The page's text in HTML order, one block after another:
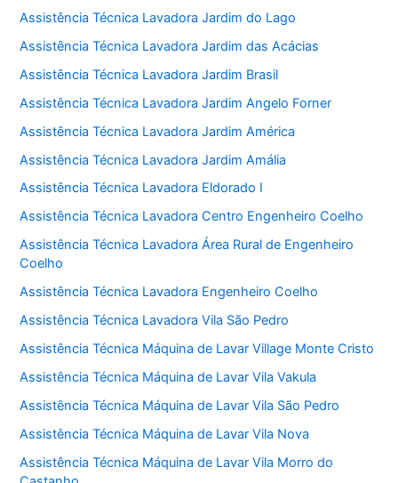
Assistência Técnica Lavadora Jardim do Lago
Assistência Técnica Lavadora Jardim das Acácias
Assistência Técnica Lavadora Jardim Brasil
Assistência Técnica Lavadora Jardim Angelo Forner
Assistência Técnica Lavadora Jardim América
Assistência Técnica Lavadora Jardim Amália
Assistência Técnica Lavadora Eldorado I
Assistência Técnica Lavadora Centro Engenheiro Coelho
Assistência Técnica Lavadora Área Rural de Engenheiro
Coelho
Assistência Técnica Lavadora Engenheiro Coelho
Assistência Técnica Lavadora Vila São Pedro
Assistência Técnica Máquina de Lavar Village Monte Cristo
Assistência Técnica Máquina de Lavar Vila Vakula
Assistência Técnica Máquina de Lavar Vila São Pedro
Assistência Técnica Máquina de Lavar Vila Nova
Assistência Técnica Máquina de Lavar Vila Morro do